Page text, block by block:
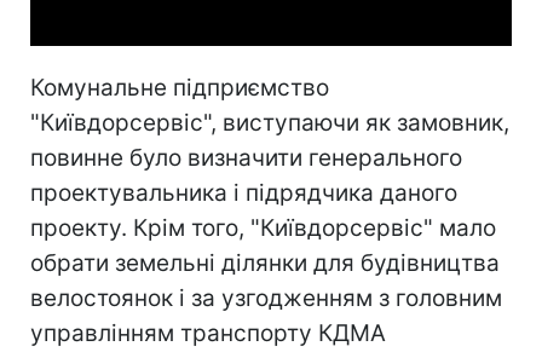
Комунальне підприємство
"Київдорсервіс", виступаючи як замовник,
повинне було визначити генерального
проектувальника і підрядчика даного
проекту. Крім того, "Київдорсервіс" мало
обрати земельні ділянки для будівництва
велостоянок і за узгодженням з головним
управлінням транспорту КДМА